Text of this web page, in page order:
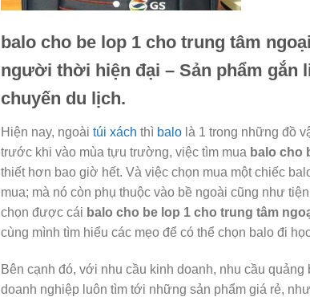
balo cho be lop 1 cho trung tâm
người thời hiện đại – Sản phẩm
chuyến du lịch.
Hiện nay, ngoài túi xách thì balolà 1 trong những đồ
trước khi vào mùa tựu trường, việc tìm mua balo cho
thiết hơn bao giờ hết. Và việc chọn mua một chiếc
mua; mà nó còn phụ thuộc vào bề ngoài cũng như
chọn được cái balo cho be lop 1 cho trung tâm
cùng mình tìm hiểu các mẹo để có thể chọn balo đi
Bên cạnh đó, với nhu cầu kinh doanh, nhu cầu
doanh nghiệp luôn tìm tới những sản phẩm giá rẻ,